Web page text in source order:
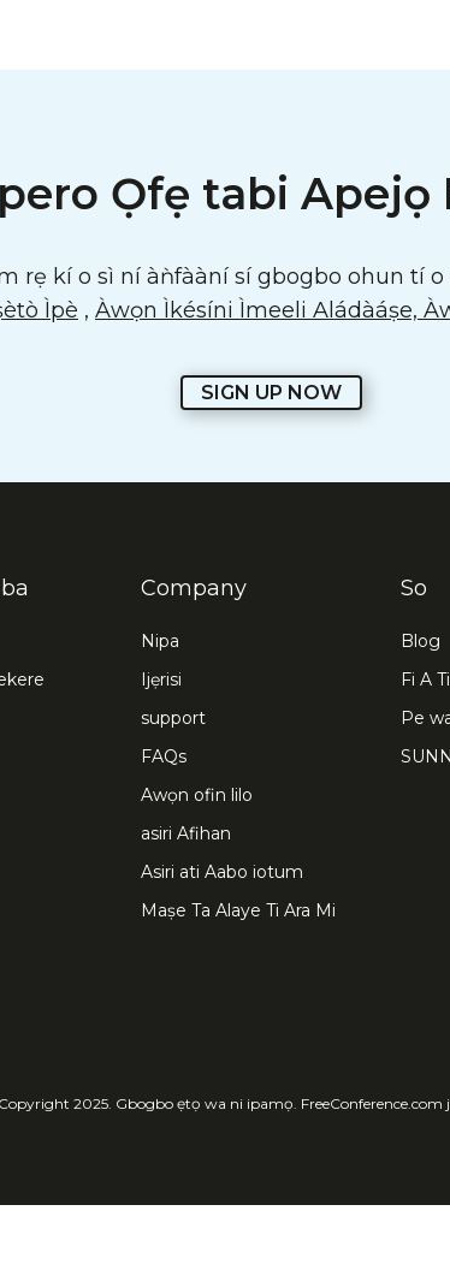
Ọfẹ tabi Apejọ
rẹ kí o sì ní àǹfààní sí gbogbo ohun tí
Ìpè , Àwọn Ìkésíni Ìmeeli Aládàáṣe,
SIGN UP NOW
Company
Nipa
Ijẹrisi
support
FAQs
Awọn ofin lilo
asiri Afihan
Asiri ati Aabo iotum
Maṣe Ta Alaye Ti Ara Mi
So
Blog
Fi A
Pe
Copyright 2025. Gbogbo ẹtọ wa ni ipamọ. FreeConference.com